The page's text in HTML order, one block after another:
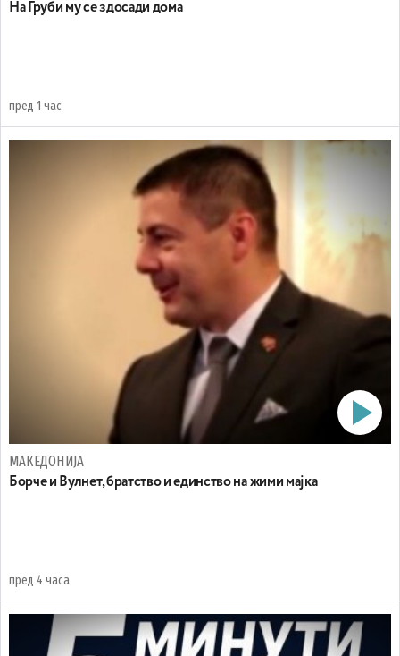
На Груби му се здосади дома
пред 1 час
МАКЕДОНИЈА
Борче и Вулнет, братство и единство на жими мајка
пред 4 часа